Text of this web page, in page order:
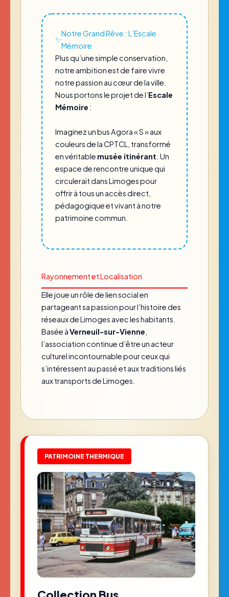
✨
Notre Grand Rêve : L’Escale
Mémoire
Plus qu’une simple conservation,
notre ambition est de faire vivre
notre passion au cœur de la ville.
Nous portons le projet de l’Escale
Mémoire :
Imaginez un bus Agora « S » aux
couleurs de la CPTCL, transformé
en véritable musée itinérant . Un
espace de rencontre unique qui
circulerait dans Limoges pour
offrir à tous un accès direct,
pédagogique et vivant à notre
patrimoine commun.
Rayonnement et Localisation
Elle joue un rôle de lien social en
partageant sa passion pour l’histoire des
réseaux de Limoges avec les habitants.
Basée àVerneuil-sur-Vienne
l’association continue d’être un acteur
culturel incontournable pour ceux qui
s’intéressent au passé et aux traditions liés
aux transports de Limoges.
PATRIMOINE THERMIQUE